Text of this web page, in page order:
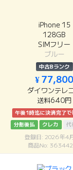
iPhone 15
128GB
SIMフリー
ブルー
中古Bランク
¥ 77,800
ダイワンテレ
送料640円
午後1時迄に決済完了で
分割後払
クレカ 代
登録日: 2026年4
商品No: